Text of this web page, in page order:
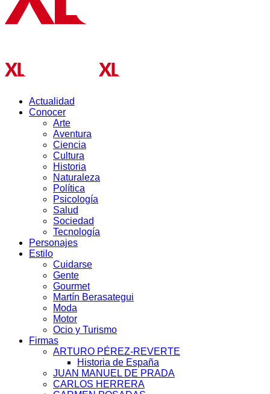
Actualidad
Conocer
Arte
Aventura
Ciencia
Cultura
Historia
Naturaleza
Política
Psicología
Salud
Sociedad
Tecnología
Personajes
Estilo
Cuidarse
Gente
Gourmet
Martín Berasategui
Moda
Motor
Ocio y Turismo
Firmas
ARTURO PÉREZ-REVERTE
Historia de España
JUAN MANUEL DE PRADA
CARLOS HERRERA